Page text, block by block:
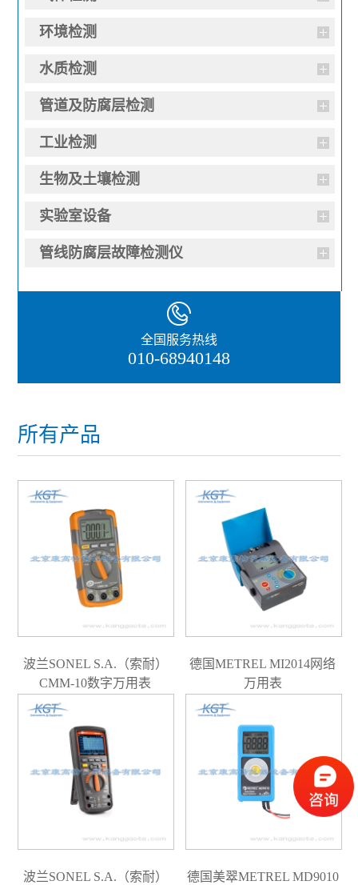
环境检测
水质检测
管道及防腐层检测
工业检测
生物及土壤检测
实验室设备
管线防腐层故障检测仪
全国服务热线
010-68940148
所有产品
波兰SONEL S.A.（索耐）
CMM-10数字万用表
德国METREL MI2014网络
万用表
波兰SONEL S.A.（索耐）
德国美翠METREL MD9010